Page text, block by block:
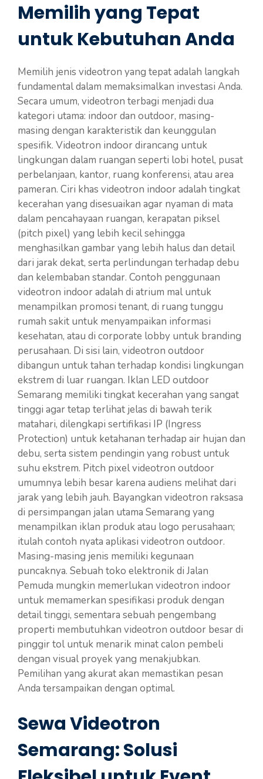
Memilih yang Tepat
untuk Kebutuhan Anda
Memilih jenis videotron yang tepat adalah langkah
fundamental dalam memaksimalkan investasi Anda.
Secara umum, videotron terbagi menjadi dua
kategori utama: indoor dan outdoor, masing-
masing dengan karakteristik dan keunggulan
spesifik. Videotron indoor dirancang untuk
lingkungan dalam ruangan seperti lobi hotel, pusat
perbelanjaan, kantor, ruang konferensi, atau area
pameran. Ciri khas videotron indoor adalah tingkat
kecerahan yang disesuaikan agar nyaman di mata
dalam pencahayaan ruangan, kerapatan piksel
(pitch pixel) yang lebih kecil sehingga
menghasilkan gambar yang lebih halus dan detail
dari jarak dekat, serta perlindungan terhadap debu
dan kelembaban standar. Contoh penggunaan
videotron indoor adalah di atrium mal untuk
menampilkan promosi tenant, di ruang tunggu
rumah sakit untuk menyampaikan informasi
kesehatan, atau di corporate lobby untuk branding
perusahaan. Di sisi lain, videotron outdoor
dibangun untuk tahan terhadap kondisi lingkungan
ekstrem di luar ruangan. Iklan LED outdoor
Semarang memiliki tingkat kecerahan yang sangat
tinggi agar tetap terlihat jelas di bawah terik
matahari, dilengkapi sertifikasi IP (Ingress
Protection) untuk ketahanan terhadap air hujan dan
debu, serta sistem pendingin yang robust untuk
suhu ekstrem. Pitch pixel videotron outdoor
umumnya lebih besar karena audiens melihat dari
jarak yang lebih jauh. Bayangkan videotron raksasa
di persimpangan jalan utama Semarang yang
menampilkan iklan produk atau logo perusahaan;
itulah contoh nyata aplikasi videotron outdoor.
Masing-masing jenis memiliki kegunaan
puncaknya. Sebuah toko elektronik di Jalan
Pemuda mungkin memerlukan videotron indoor
untuk memamerkan spesifikasi produk dengan
detail tinggi, sementara sebuah pengembang
properti membutuhkan videotron outdoor besar di
pinggir tol untuk menarik minat calon pembeli
dengan visual proyek yang menakjubkan.
Pemilihan yang akurat akan memastikan pesan
Anda tersampaikan dengan optimal.
Sewa Videotron
Semarang: Solusi